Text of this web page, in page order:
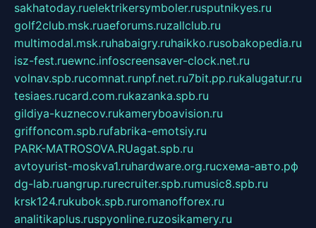
sakhatoday.ruelektrikersymboler.rusputnikyes.ru
golf2club.msk.ruaeforums.ruzallclub.ru
multimodal.msk.ruhabaigry.ruhaikko.rusobakopedia.ru
isz-fest.ruewnc.infoscreensaver-clock.net.ru
volnav.spb.rucomnat.runpf.net.ru7bit.pp.rukalugatur.ru
tesiaes.rucard.com.rukazanka.spb.ru
gildiya-kuznecov.rukameryboavision.ru
griffoncom.spb.rufabrika-emotsiy.ru
PARK-MATROSOVA.RUagat.spb.ru
avtoyurist-moskva1.ruhardware.org.ruсхема-авто.рф
dg-lab.ruangrup.rurecruiter.spb.rumusic8.spb.ru
krsk124.rukubok.spb.ruromanofforex.ru
analitikaplus.ruspyonline.ruzosikamery.ru